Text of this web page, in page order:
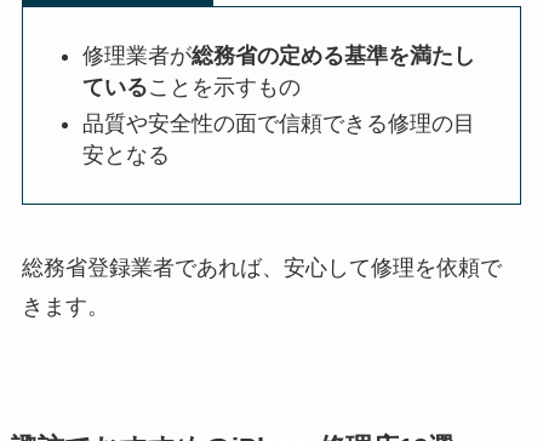
修理業者が総務省の定める基準を満たし
ていることを示すもの
品質や安全性の面で信頼できる修理の目
安となる
総務省登録業者であれば、安心して修理を依頼で
きます。